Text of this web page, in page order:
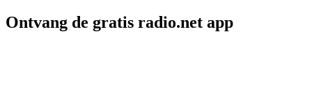
Ontvang de gratis radio.net app